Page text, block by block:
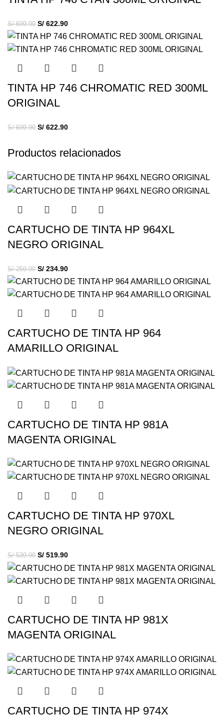
S/699.90 S/ 622.90
TINTA HP 746 CHROMATIC RED 300ML
ORIGINAL
S/699.90 S/ 622.90
Productos relacionados
CARTUCHO DE TINTA HP 964XL
NEGRO ORIGINAL
S/259.90 S/ 234.90
CARTUCHO DE TINTA HP 964
AMARILLO ORIGINAL
CARTUCHO DE TINTA HP 981A
MAGENTA ORIGINAL
CARTUCHO DE TINTA HP 970XL
NEGRO ORIGINAL
S/539.90 S/ 519.90
CARTUCHO DE TINTA HP 981X
MAGENTA ORIGINAL
CARTUCHO DE TINTA HP 974X